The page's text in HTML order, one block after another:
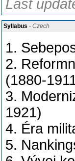
Last
Syllabus - Czech
1.
2.
(1880-
3.
1921)
4. Éra
5.